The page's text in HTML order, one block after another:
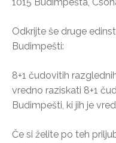
Odkrijte še druge
Budimpešti:
8+1 čudovitih
vredno raziskati 8+1
Budimpešti, ki jih je
Če si želite po teh